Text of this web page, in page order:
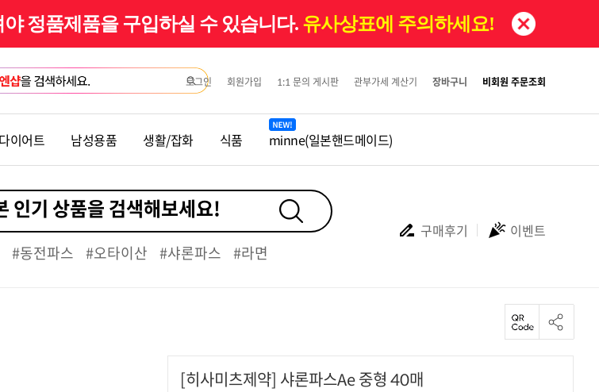
정품제품을 구입하실 수 있습니다. 유사상표에 주의하세요!
다이어트 남성용품 생활/잡화 식품 minne(일본핸드메이드)
로그인 회원가입 1:1 문의 게시판 관부가세 계산기 장바구니 비회원 주문조회
#동전파스 #오타이산 #샤론파스 #라면
구매후기 이벤트
[히사미츠제약] 샤론파스Ae 중형 40매